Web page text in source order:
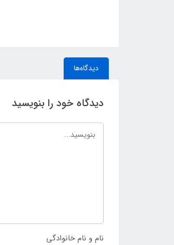
دیدگاه‌ها
دیدگاه خود را بنویسید
نام و نام خانوادگی